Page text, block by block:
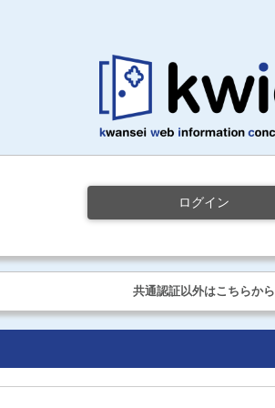
ログイン
共通認証以外はこちらから